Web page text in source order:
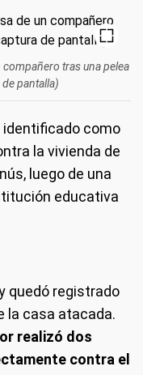
tras una pelea
pantalla)
identificado como
la vivienda de
luego de una
educativa
quedó registrado
la casa atacada.
realizó dos
contra el